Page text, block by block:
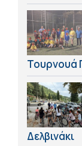
Τουρνουά
Δελβινάκι